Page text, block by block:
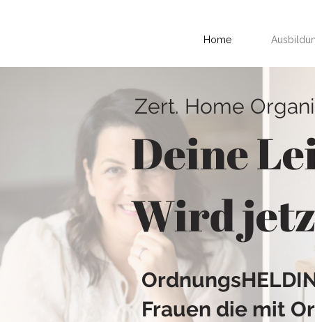
Home
Zert. Home
Deine
Wird
Frauen die mit